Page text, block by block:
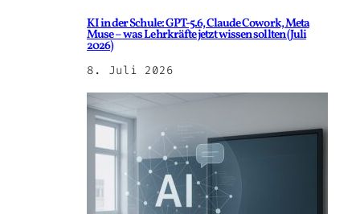
KI in der Schule: GPT-5.6, Claude Cowork, Meta
Muse – was Lehrkräfte jetzt wissen sollten (Juli
2026)
8. Juli 2026